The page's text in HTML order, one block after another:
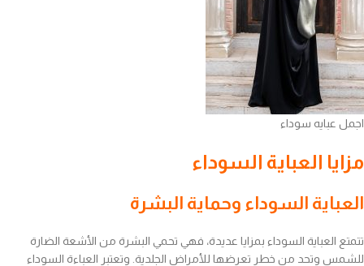
اجمل عبايه سوداء
مزايا العباية السوداء
العباية السوداء وحماية البشرة
تتمتع العباية السوداء بمزايا عديدة، فهي تحمي البشرة من الأشعة الضارة
للشمس وتحد من خطر تعرضها للأمراض الجلدية. وتعتبر العباءة السوداء